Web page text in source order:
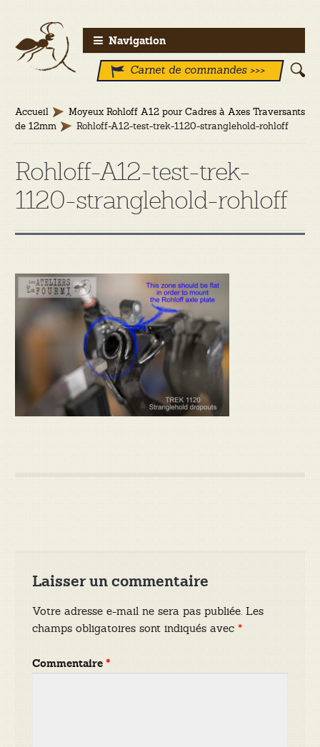
Aller
à
Aller
au
contenu
Navigation
Carnet de commandes >>>
Accueil
Moyeux Rohloff A12 pour Cadres à Axes Traversants
de 12mm
Rohloff-A12-test-trek-1120-stranglehold-rohloff
Rohloff-A12-test-trek-
1120-stranglehold-rohloff
Laisser un commentaire
Votre adresse e-mail ne sera pas publiée. Les
champs obligatoires sont indiqués avec*
Commentaire*